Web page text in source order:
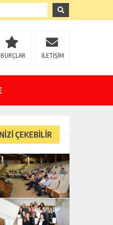
BURÇLAR İLETİŞİM
ÇEKEBİLİR